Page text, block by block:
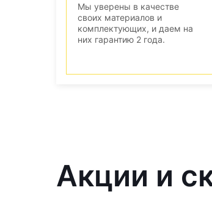
Мы уверены в качестве
своих материалов и
комплектующих, и даем на
них гарантию 2 года.
Акции и